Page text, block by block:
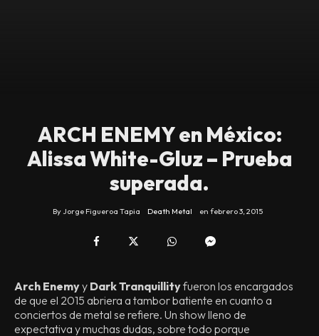
ARCH ENEMY en México:
Alissa White-Gluz – Prueba
superada.
By Jorge Figueroa Tapia Death Metal en febrero 3, 2015
Arch Enemyy Dark Tranquillityfueron los encargados
de que el 2015 abriera a tambor batiente en cuanto a
conciertos de metal se refiere. Un show lleno de
expectativa y muchas dudas, sobre todo porque